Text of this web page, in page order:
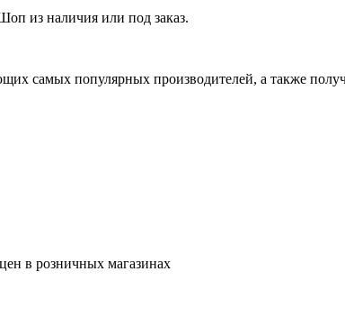
из наличия или под заказ.
самых популярных производителей, а также
в розничных магазинах